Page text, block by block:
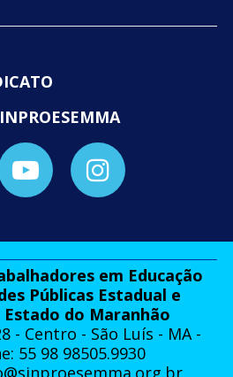
em Educação
Públicas Estadual e
do Maranhão
- Centro - São Luís - MA -
55 98 98505.9930